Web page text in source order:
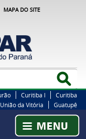
MAPA DO SITE
Curitiba I
Curitiba
União da Vitória Guatupê